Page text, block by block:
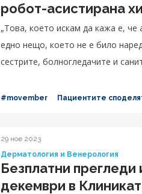
робот-асистирана
„Това, което искам да кажа е,
едно нещо, което не е било
сестрите, болногледачите и
необходимото внимание, за да
спокойно в дома си, знаейки че
изключително благодарен на
работи в това звено!“, споделя с
#movember Пациентите
29 ное 2023
Дерматология и Венерология
Безплатни прегледи
декември в